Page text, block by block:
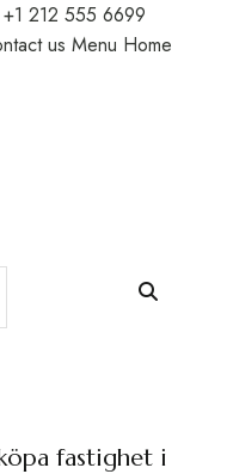
212 555 6699
us Menu Home
fastighet i